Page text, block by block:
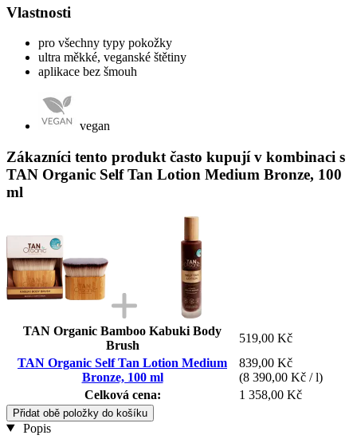
Vlastnosti
pro všechny typy pokožky
ultra měkké, veganské štětiny
aplikace bez šmouh
vegan
Zákazníci tento produkt často kupují v kombinaci s
TAN Organic Self Tan Lotion Medium Bronze, 100
ml
TAN Organic Bamboo Kabuki Body
Brush
519,00 Kč
TAN Organic Self Tan Lotion Medium
Bronze, 100 ml
839,00 Kč
(8 390,00 Kč / l)
Celková cena:
1 358,00 Kč
Přidat obě položky do košíku
Popis